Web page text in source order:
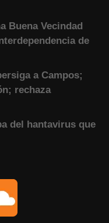
Buena Vecindad
de
a Campos;
rechaza
del hantavirus que